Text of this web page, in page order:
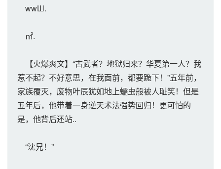
wwШ.
㎡.
【火爆爽文】“古武者？地狱归来？华夏第一人？我
惹不起？不好意思，在我面前，都要跪下！”五年前，
家族覆灭，废物叶辰犹如地上蠕虫般被人耻笑！但是
五年后，他带着一身逆天术法强势回归！更可怕的
是，他背后还站..
“沈兄！”